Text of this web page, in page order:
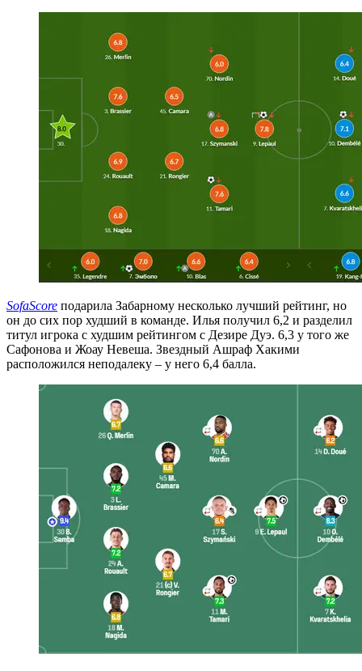
SofaScore подарила Забарному несколько лучший рейтинг, но
он до сих пор худший в команде. Илья получил 6,2 и разделил
титул игрока с худшим рейтингом с Дезире Дуэ. 6,3 у того же
Сафонова и Жоау Невеша. Звездный Ашраф Хакими
расположился неподалеку – у него 6,4 балла.